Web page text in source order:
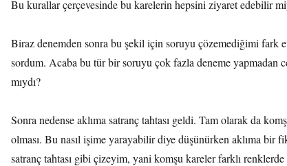
Bu kurallar çerçevesinde bu karelerin hepsini ziyaret edebilir
Biraz denemden sonra bu şekil için soruyu çözemediğimi fark
sordum. Acaba bu tür bir soruyu çok fazla deneme yapmadan
mıydı?
Sonra nedense aklıma satranç tahtası geldi. Tam olarak da
olması. Bu nasıl işime yarayabilir diye düşünürken aklıma bir
satranç tahtası gibi çizeyim, yani komşu kareler farklı